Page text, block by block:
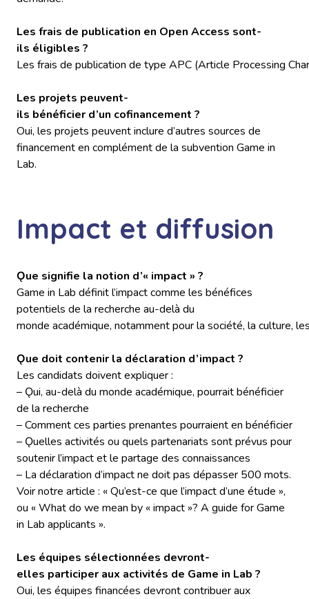
Les frais de publication en Open Access sont-
ils éligibles ?
Les frais de publication de type APC (Article Processing
Les projets peuvent-
ils bénéficier d’un cofinancement ?
Oui, les projets peuvent inclure d’autres sources de
financement en complément de la subvention Game in
Lab.
Impact et diffusion
Ǫue signifie la notion d’« impact » ?
Game in Lab définit l’impact comme les bénéfices
potentiels de la recherche au-delà du
monde académique, notamment pour la société, la culture,
Ǫue doit contenir la déclaration d’impact ?
Les candidats doivent expliquer :
– Ǫui, au-delà du monde académique, pourrait bénéficier
de la recherche
– Comment ces parties prenantes pourraient en bénéficier
– Ǫuelles activités ou quels partenariats sont prévus pour
soutenir l’impact et le partage des connaissances
– La déclaration d’impact ne doit pas dépasser 500 mots.
Voir notre article : « Qu’est-ce que l’impact d’une étude »,
ou « What do we mean by « impact »? A guide for Game
in Lab applicants ».
Les équipes sélectionnées devront-
elles participer aux activités de Game in Lab ?
Oui, les équipes financées devront contribuer aux